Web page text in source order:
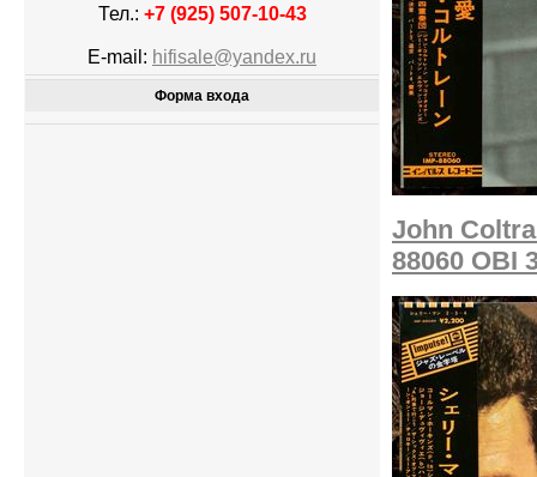
Тел.: +7 (925) 507-10-43
E-mail: hifisale@yandex.ru
Форма входа
John
88060 OBI